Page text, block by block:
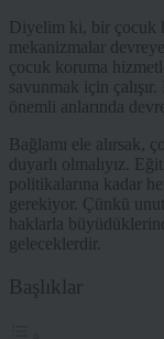
Diyelim ki, bir çocuk
mekanizmalar
çocuk koruma
savunmak için
önemli anlarında
Bağlamı ele alırsak,
duyarlı olmalıyız.
politikalarına kadar
gerekiyor. Çünkü
haklarla
geleceklerdir.
Başlıklar